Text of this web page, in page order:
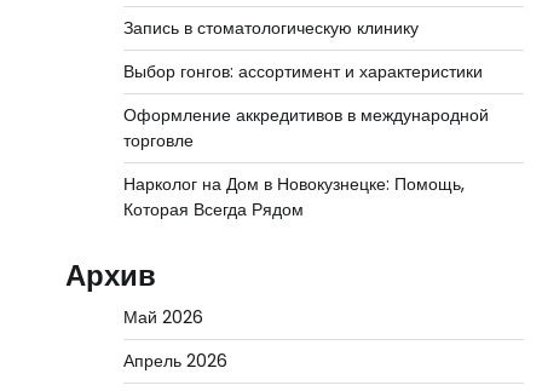
Запись в стоматологическую клинику
Выбор гонгов: ассортимент и характеристики
Оформление аккредитивов в международной
торговле
Нарколог на Дом в Новокузнецке: Помощь,
Которая Всегда Рядом
Архив
Май 2026
Апрель 2026